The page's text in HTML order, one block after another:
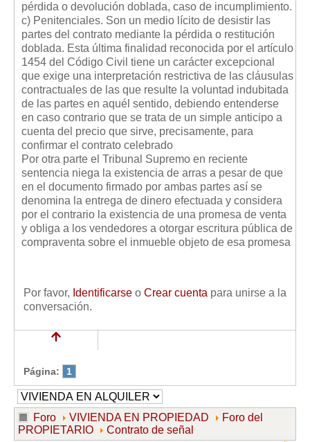
pérdida o devolución doblada, caso de incumplimiento.
c) Penitenciales. Son un medio lícito de desistir las
partes del contrato mediante la pérdida o restitución
doblada. Esta última finalidad reconocida por el artículo
1454 del Código Civil tiene un carácter excepcional
que exige una interpretación restrictiva de las cláusulas
contractuales de las que resulte la voluntad indubitada
de las partes en aquél sentido, debiendo entenderse
en caso contrario que se trata de un simple anticipo a
cuenta del precio que sirve, precisamente, para
confirmar el contrato celebrado
Por otra parte el Tribunal Supremo en reciente
sentencia niega la existencia de arras a pesar de que
en el documento firmado por ambas partes así se
denomina la entrega de dinero efectuada y considera
por el contrario la existencia de una promesa de venta
y obliga a los vendedores a otorgar escritura pública de
compraventa sobre el inmueble objeto de esa promesa
Por favor, Identificarse o Crear cuenta para unirse a la
conversación.
Página: 1
Foro VIVIENDA EN PROPIEDAD
Foro del
PROPIETARIO
Contrato de señal